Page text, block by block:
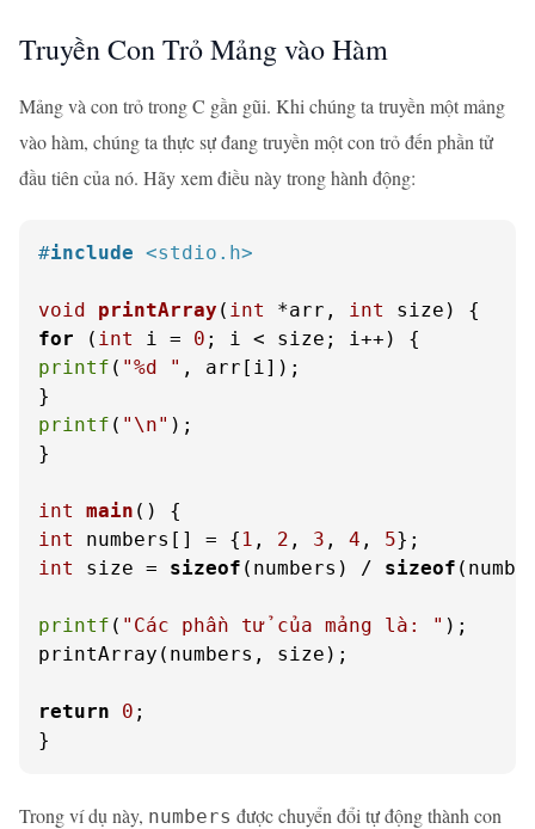
Truyền Con Trỏ Mảng vào Hàm
Mảng và con trỏ trong C gần gũi. Khi chúng ta truyền một mảng
vào hàm, chúng ta thực sự đang truyền một con trỏ đến phần tử
đầu tiên của nó. Hãy xem điều này trong hành động:
#include <stdio.h>
void printArray ( int *arr, int size)
for ( int i = 0
printf ( "%d " , arr[i]);
printf ( "\n" );
}
int main ()
int
numbers[] = { 1 , 2 , 3 , 4 , 5
int
size = sizeof (numbers) / sizeof
printf ( "Các phần tử của mảng là: " );
printArray(numbers, size);
return 0 ;
}
Trong ví dụ này, numbers được chuyển đổi tự động thành con